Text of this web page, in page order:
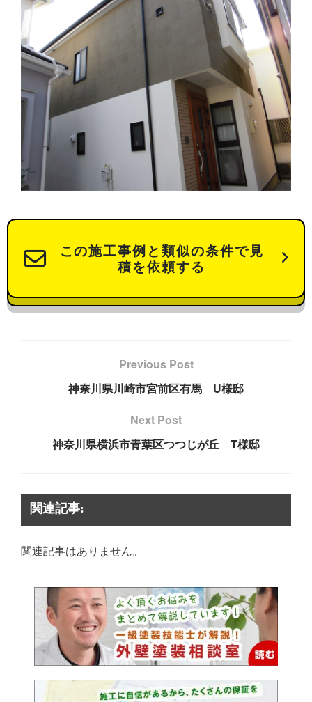
この施工事例と類似の条件で見
積を依頼する
Previous Post
神奈川県川崎市宮前区有馬 U様邸
Next Post
神奈川県横浜市青葉区つつじが丘 T様邸
関連記事:
関連記事はありません。